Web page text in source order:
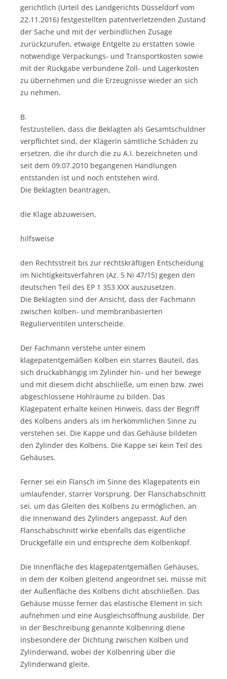
gerichtlich (Urteil des Landgerichts Düsseldorf vom
22.11.2016) festgestellten patentverletzenden Zustand
der Sache und mit der verbindlichen Zusage
zurückzurufen, etwaige Entgelte zu erstatten sowie
notwendige Verpackungs- und Transportkosten sowie
mit der Rückgabe verbundene Zoll- und Lagerkosten
zu übernehmen und die Erzeugnisse wieder an sich
zu nehmen.
B.
festzustellen, dass die Beklagten als Gesamtschuldner
verpflichtet sind, der Klägerin sämtliche Schäden zu
ersetzen, die ihr durch die zu A.I. bezeichneten und
seit dem 09.07.2010 begangenen Handlungen
entstanden ist und noch entstehen wird.
Die Beklagten beantragen,
die Klage abzuweisen,
hilfsweise
den Rechtsstreit bis zur rechtskräftigen Entscheidung
im Nichtigkeitsverfahren (Az. 5 Ni 47/15) gegen den
deutschen Teil des EP 1 353 XXX auszusetzen.
Die Beklagten sind der Ansicht, dass der Fachmann
zwischen kolben- und membranbasierten
Regulierventilen unterscheide.
Der Fachmann verstehe unter einem
klagepatentgemäßen Kolben ein starres Bauteil, das
sich druckabhängig im Zylinder hin- und her bewege
und mit diesem dicht abschließe, um einen bzw. zwei
abgeschlossene Hohlräume zu bilden. Das
Klagepatent erhalte keinen Hinweis, dass der Begriff
des Kolbens anders als im herkömmlichen Sinne zu
verstehen sei. Die Kappe und das Gehäuse bildeten
den Zylinder des Kolbens. Die Kappe sei kein Teil des
Gehäuses.
Ferner sei ein Flansch im Sinne des Klagepatents ein
umlaufender, starrer Vorsprung. Der Flanschabschnitt
sei, um das Gleiten des Kolbens zu ermöglichen, an
die Innenwand des Zylinders angepasst. Auf den
Flanschabschnitt wirke ebenfalls das eigentliche
Druckgefälle ein und entspreche dem Kolbenkopf.
Die Innenfläche des klagepatentgemäßen Gehäuses,
in dem der Kolben gleitend angeordnet sei, müsse mit
der Außenfläche des Kolbens dicht abschließen. Das
Gehäuse müsse ferner das elastische Element in sich
aufnehmen und eine Ausgleichsöffnung ausbilde. Der
in der Beschreibung genannte Kolbenring diene
insbesondere der Dichtung zwischen Kolben und
Zylinderwand, wobei der Kolbenring über die
Zylinderwand gleite.